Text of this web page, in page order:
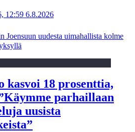
12:59 6.8.2026
Joensuun uudesta uimahallista kolme
kasvoi 18 prosenttia,
parhaillaan
uusista